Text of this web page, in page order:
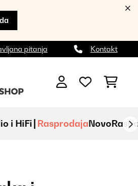
pitanja Kontakt
i HiFi RasprodajaNovo